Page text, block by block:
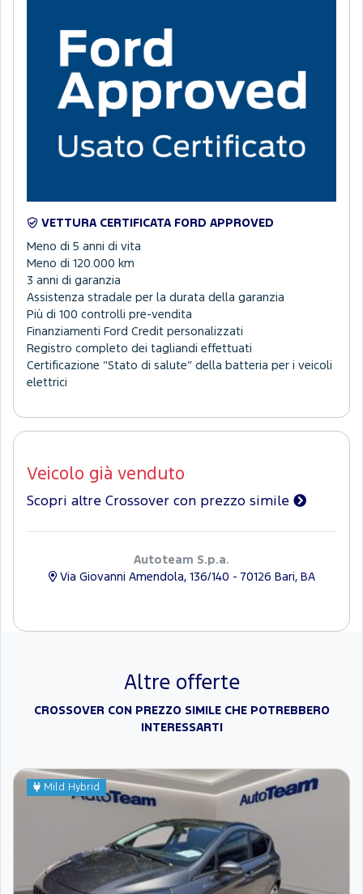
VETTURA CERTIFICATA FORD APPROVED
Meno di 5 anni di vita
Meno di 120.000 km
3 anni di garanzia
Assistenza stradale per la durata della garanzia
Più di 100 controlli pre-vendita
Finanziamenti Ford Credit personalizzati
Registro completo dei tagliandi effettuati
Certificazione “Stato di salute” della batteria per i veicoli
elettrici
Veicolo già venduto
Scopri altre Crossover con prezzo simile
Autoteam S.p.a.
Via Giovanni Amendola, 136/140 - 70126 Bari, BA
Altre offerte
CROSSOVER CON PREZZO SIMILE CHE POTREBBERO
INTERESSARTI
Mild Hybrid